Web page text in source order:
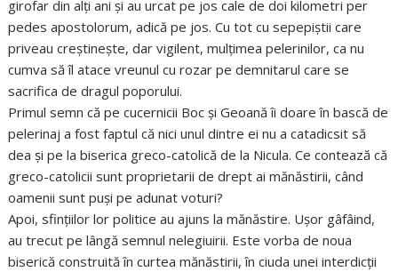
girofar din alţi ani şi au urcat pe jos cale de doi kilometri per
pedes apostolorum, adică pe jos. Cu tot cu sepepiştii care
priveau creştineşte, dar vigilent, mulţimea pelerinilor, ca nu
cumva să îl atace vreunul cu rozar pe demnitarul care se
sacrifica de dragul poporului.
Primul semn că pe cucernicii Boc şi Geoană îi doare în bască de
pelerinaj a fost faptul că nici unul dintre ei nu a catadicsit să
dea şi pe la biserica greco-catolică de la Nicula. Ce contează că
greco-catolicii sunt proprietarii de drept ai mănăstirii, când
oamenii sunt puşi pe adunat voturi?
Apoi, sfinţiilor lor politice au ajuns la mănăstire. Uşor gâfâind,
au trecut pe lângă semnul nelegiuirii. Este vorba de noua
biserică construită în curtea mănăstirii, în ciuda unei interdicţii